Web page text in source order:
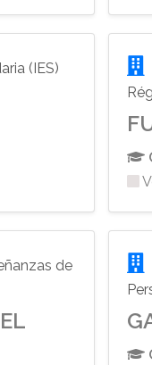
(IES)
de